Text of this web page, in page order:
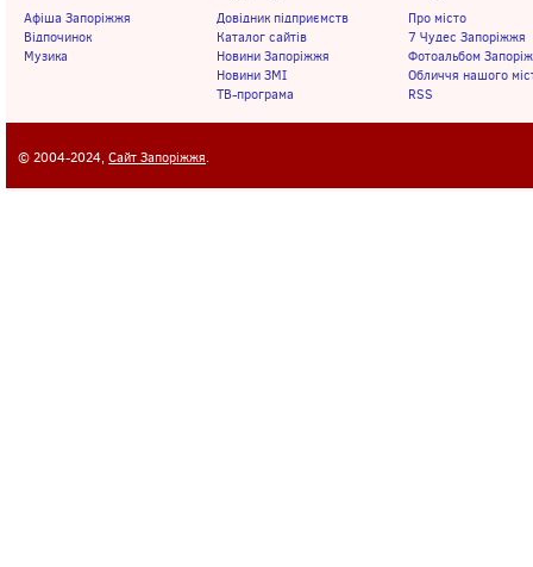
Афіша Запоріжжя
Відпочинок
Музика
Довідник підприємств
Каталог сайтів
Новини Запоріжжя
Новини ЗМІ
ТВ-програма
Про місто
7 Чудес Запоріжжя
Фотоальбом
Обличчя нашого
RSS
© 2004-2024, Сайт Запоріжжя.